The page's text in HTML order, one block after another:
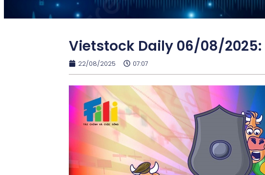
Vietstock Daily 06/08/2025:
22/08/2025 07:07